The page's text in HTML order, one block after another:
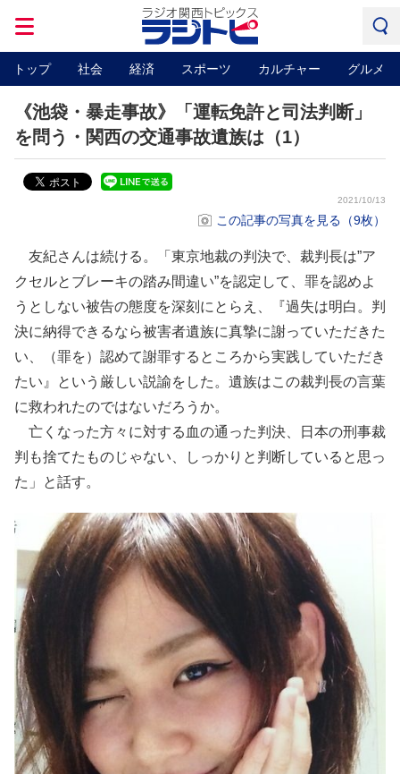
トップ 社会 経済 スポーツ カルチャー グルメ
《池袋・暴走事故》「運転免許と司法判断」
を問う・関西の交通事故遺族は（1）
2021/10/13
この記事の写真を見る（9枚）
友紀さんは続ける。「東京地裁の判決で、裁判長は”ア
クセルとブレーキの踏み間違い”を認定して、罪を認めよ
うとしない被告の態度を深刻にとらえ、『過失は明白。判
決に納得できるなら被害者遺族に真摯に謝っていただきた
い、（罪を）認めて謝罪するところから実践していただき
たい』という厳しい説諭をした。遺族はこの裁判長の言葉
に救われたのではないだろうか。
亡くなった方々に対する血の通った判決、日本の刑事裁
判も捨てたものじゃない、しっかりと判断していると思っ
た」と話す。